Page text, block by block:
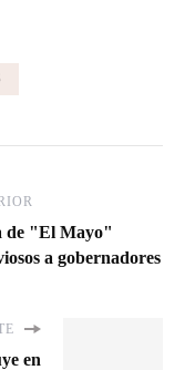
de "El Mayo"
a gobernadores
en